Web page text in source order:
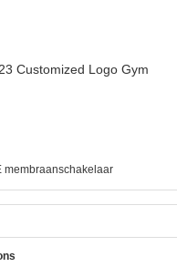
Customized Logo Gym
membraanschakelaar